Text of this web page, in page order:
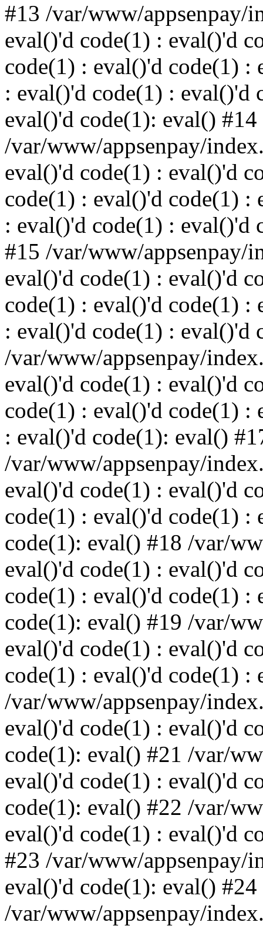
#13 /var/www/appsenpay/
eval()'d code(1) : eval()'d
code(1) : eval()'d code(1) :
: eval()'d code(1) : eval()'d
eval()'d code(1): eval() #14
/var/www/appsenpay/
eval()'d code(1) : eval()'d
code(1) : eval()'d code(1) :
: eval()'d code(1) : eval()'d
#15 /var/www/appsenpay/
eval()'d code(1) : eval()'d
code(1) : eval()'d code(1) :
: eval()'d code(1) : eval()'d
/var/www/appsenpay/
eval()'d code(1) : eval()'d
code(1) : eval()'d code(1) :
: eval()'d code(1): eval()
/var/www/appsenpay/
eval()'d code(1) : eval()'d
code(1) : eval()'d code(1) :
code(1): eval() #18 /var/
eval()'d code(1) : eval()'d
code(1) : eval()'d code(1) :
code(1): eval() #19 /var/
eval()'d code(1) : eval()'d
code(1) : eval()'d code(1) :
/var/www/appsenpay/
eval()'d code(1) : eval()'d
code(1): eval() #21 /var/
eval()'d code(1) : eval()'d
code(1): eval() #22 /var/
eval()'d code(1) : eval()'d
#23 /var/www/appsenpay/
eval()'d code(1): eval() #24
/var/www/appsenpay/